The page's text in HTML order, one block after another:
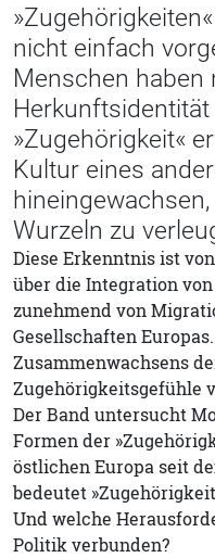
nicht einfach
Menschen haben
»Zugehörigkeit«
Kultur eines
Wurzeln zu
Diese Erkenntnis ist
über die Integration
zunehmend von
Gesellschaften
Zusammenwachsens
Zugehörigkeitsgefühle
Der Band untersucht
Formen der
östlichen Europa seit
bedeutet
Und welche
Politik verbunden?